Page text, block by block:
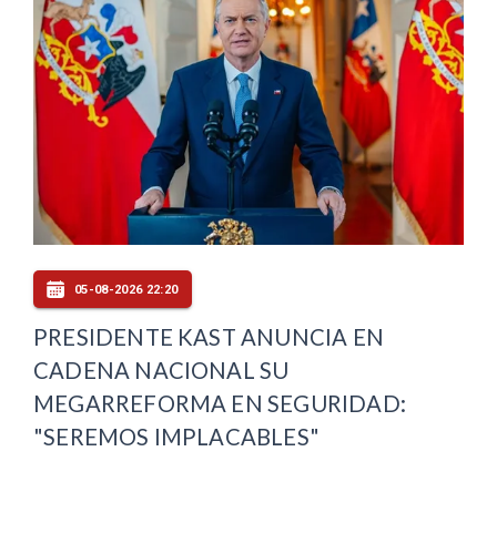
05-08-2026 22:20
PRESIDENTE KAST ANUNCIA EN
CADENA NACIONAL SU
MEGARREFORMA EN SEGURIDAD:
"SEREMOS IMPLACABLES"